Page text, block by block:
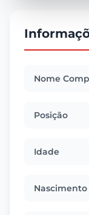
Nome
Posição
Idade
Nascimento